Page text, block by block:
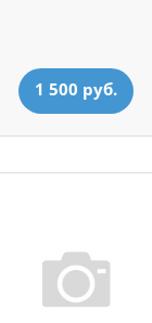
1 500 руб.